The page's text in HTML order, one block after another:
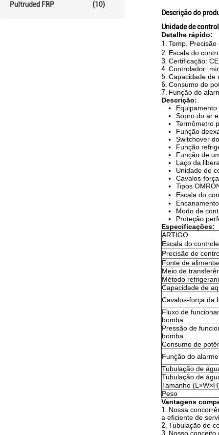
Pultruded FRP (10)
Descrição do
Unidade de
Detalhe rápido:
1. Temp.
2. Escala do
3. Certificação:
4. Controlador:
5. Capacidade de
6. Consumo de
7. Função do
Descrição:
Sopro do ar
Termômetro
Função
Switchover
Função
Função de
Laço da
Unidade de
Cavalos-
Tipos
Escala do
Modo de
Proteção
Especificações:
ARTIGO
Escala do
Precisão de
Fonte de
Meio de
Método
Capacidade de
Cavalos-força da
Fluxo de
bomba
Pressão de
bomba
Consumo de
Função do alarme
Tubulação de
Tubulação de
Tamanho
Peso
Vantagens
1. Nossa
a eficiente de
2. Tubulação de
3. Nosso